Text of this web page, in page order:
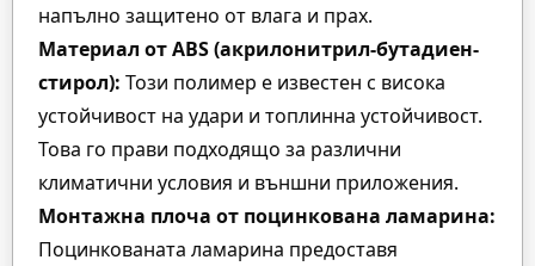
напълно защитено от влага и прах.
Материал от ABS (акрилонитрил-бутадиен-
стирол): Този полимер е известен с висока
устойчивост на удари и топлинна устойчивост.
Това го прави подходящо за различни
климатични условия и външни приложения.
Монтажна плоча от поцинкована ламарина:
Поцинкованата ламарина предоставя